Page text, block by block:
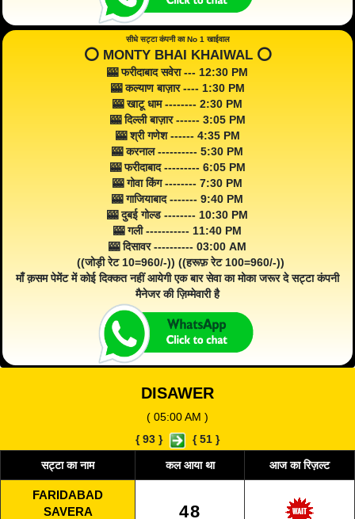
सीधे सट्टा कंपनी का No 1 खाईवाल
⭕️ MONTY BHAI KHAIWAL ⭕️
🎰 फरीदाबाद सवेरा --- 12:30 PM
🎰 कल्याण बाज़ार ---- 1:30 PM
🎰 खाटू धाम -------- 2:30 PM
🎰 दिल्ली बाज़ार ------ 3:05 PM
🎰 श्री गणेश ------ 4:35 PM
🎰 करनाल ---------- 5:30 PM
🎰 फरीदाबाद --------- 6:05 PM
🎰 गोवा किंग -------- 7:30 PM
🎰 गाजियाबाद ------- 9:40 PM
🎰 दुबई गोल्ड -------- 10:30 PM
🎰 गली ----------- 11:40 PM
🎰 दिसावर ---------- 03:00 AM
((जोड़ी रेट 10=960/-)) ((हरूफ़ रेट 100=960/-))
माँ क़सम पेमेंट में कोई दिक्कत नहीं आयेगी एक बार सेवा का मोका जरूर दे सट्टा कंपनी
मैनेजर की ज़िम्मेवारी है
DISAWER
( 05:00 AM )
{93 } {51 }
सट्टा का नाम कल आया था आज का रिज़ल्ट
FARIDABAD
SAVERA
48